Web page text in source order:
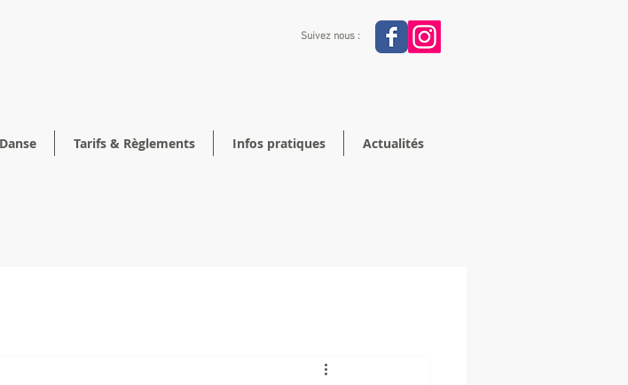
Suivez nous :
Danse Tarifs & Règlements Infos pratiques Actualités